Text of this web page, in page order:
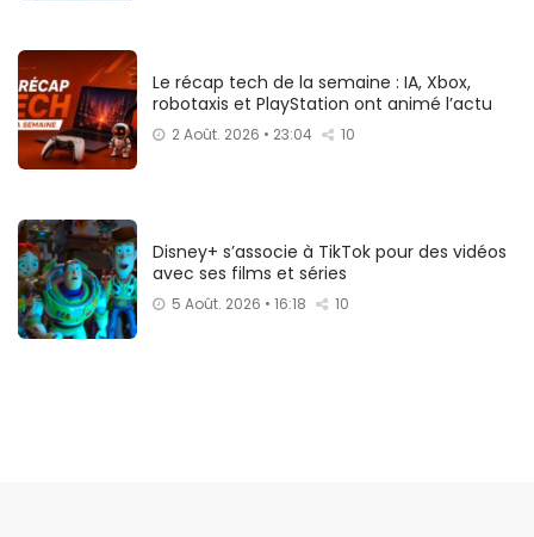
Le récap tech de la semaine : IA, Xbox,
robotaxis et PlayStation ont animé l’actu
2 Août. 2026 • 23:04 10
Disney+ s’associe à TikTok pour des vidéos
avec ses films et séries
5 Août. 2026 • 16:18 10